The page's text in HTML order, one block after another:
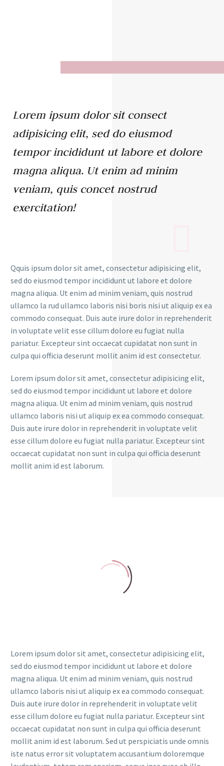
Lorem ipsum dolor sit consect
adipisicing elit, sed do eiusmod
tempor incididunt ut labore et dolore
magna aliqua. Ut enim ad minim
veniam, quis concet nostrud
exercitation!
Qquis ipsum dolor sit amet, consectetur adipisicing elit,
sed do eiusmod tempor incididunt ut labore et dolore
magna aliqua. Ut enim ad minim veniam, quis nostrud
ullamco la rud ullamco laboris nisi boris nisi ut aliquip ex ea
commodo consequat. Duis aute irure dolor in reprehenderit
in voluptate velit esse cillum dolore eu fugiat nulla
pariatur. Excepteur sint occaecat cupidatat non sunt in
culpa qui officia deserunt mollit anim id est consectetur.
Lorem ipsum dolor sit amet, consectetur adipisicing elit,
sed do eiusmod tempor incididunt ut labore et dolore
magna aliqua. Ut enim ad minim veniam, quis nostrud
ullamco laboris nisi ut aliquip ex ea commodo consequat.
Duis aute irure dolor in reprehenderit in voluptate velit
esse cillum dolore eu fugiat nulla pariatur. Excepteur sint
occaecat cupidatat non sunt in culpa qui officia deserunt
mollit anim id est laborum.
Lorem ipsum dolor sit amet, consectetur adipisicing elit,
sed do eiusmod tempor incididunt ut labore et dolore
magna aliqua. Ut enim ad minim veniam, quis nostrud
ullamco laboris nisi ut aliquip ex ea commodo consequat.
Duis aute irure dolor in reprehenderit in voluptate velit
esse cillum dolore eu fugiat nulla pariatur. Excepteur sint
occaecat cupidatat non sunt in culpa qui officia deserunt
mollit anim id est laborum. Sed ut perspiciatis unde omnis
iste natus error sit voluptatem accusantium doloremque